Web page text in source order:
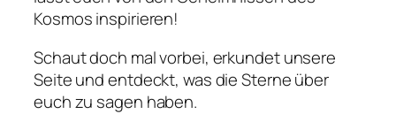
Kosmos inspirieren!
Schaut doch mal vorbei, erkundet unsere
Seite und entdeckt, was die Sterne über
euch zu sagen haben.